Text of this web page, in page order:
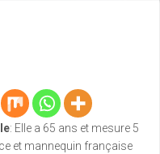
: Elle a 65 ans et mesure 5
et mannequin française